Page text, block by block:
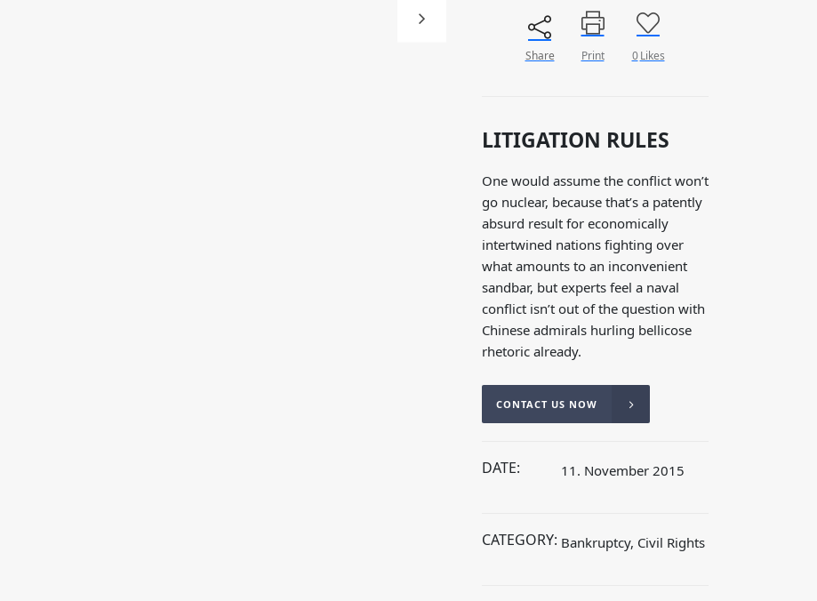
Share Print 0 Likes
LITIGATION RULES
One would assume the conflict won’t
go nuclear, because that’s a patently
absurd result for economically
intertwined nations fighting over
what amounts to an inconvenient
sandbar, but experts feel a naval
conflict isn’t out of the question with
Chinese admirals hurling bellicose
rhetoric already.
CONTACT US NOW
DATE: 11. November 2015
CATEGORY: Bankruptcy, Civil Rights